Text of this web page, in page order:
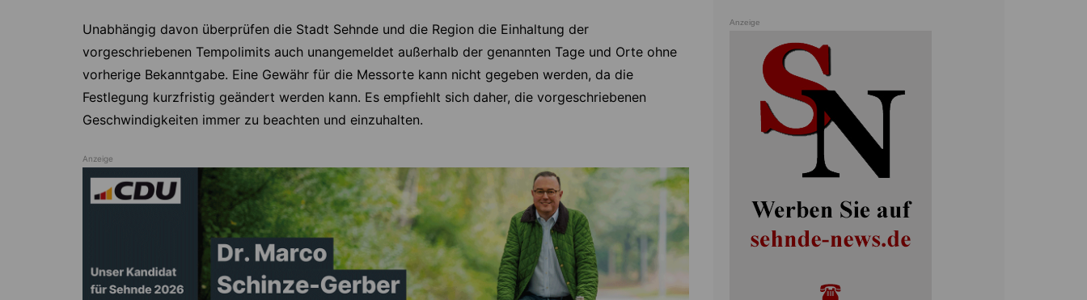
Unabhängig davon überprüfen die Stadt Sehnde und die Region die Einhaltung der
vorgeschriebenen Tempolimits auch unangemeldet außerhalb der genannten Tage und Orte ohne
vorherige Bekanntgabe. Eine Gewähr für die Messorte kann nicht gegeben werden, da die
Festlegung kurzfristig geändert werden kann. Es empfiehlt sich daher, die vorgeschriebenen
Geschwindigkeiten immer zu beachten und einzuhalten.
Anzeige
Anzeige